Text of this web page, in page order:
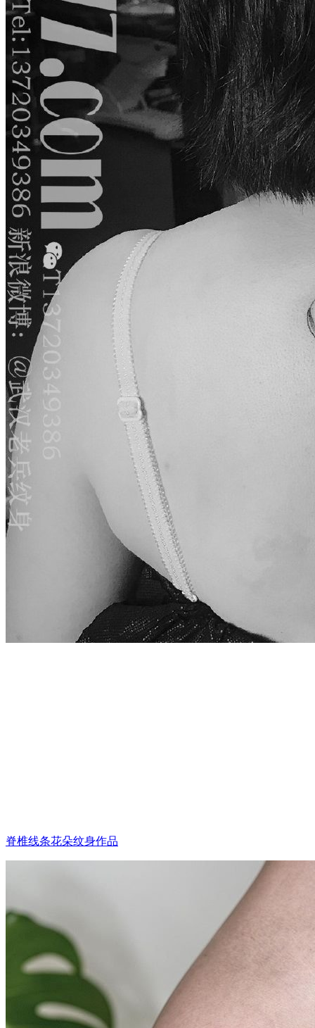
脊椎线条花朵纹身作品